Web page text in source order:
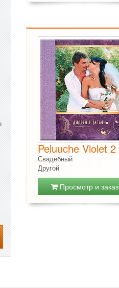
Peluuche Violet 2
Свадебный
Другой
Просмотр и заказ